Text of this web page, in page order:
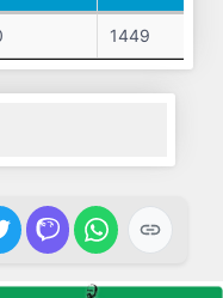
Salariați
Datorii
1449